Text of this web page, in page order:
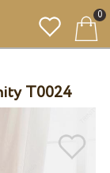
0
T0024